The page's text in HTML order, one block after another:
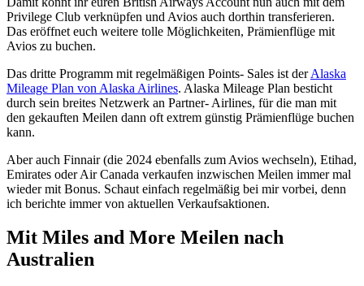
Privilege Club verknüpfen und Avios auch dorthin transferieren.
Das eröffnet euch weitere tolle Möglichkeiten, Prämienflüge mit
Avios zu buchen.
Das dritte Programm mit regelmäßigen Points- Sales ist derAlaska
Mileage Plan von Alaska Airlines. Alaska Mileage Plan besticht
durch sein breites Netzwerk an Partner- Airlines, für die man mit
den gekauften Meilen dann oft extrem günstig Prämienflüge buchen
kann.
Aber auch Finnair (die 2024 ebenfalls zum Avios wechseln), Etihad,
Emirates oder Air Canada verkaufen inzwischen Meilen immer mal
wieder mit Bonus. Schaut einfach regelmäßig bei mir vorbei, denn
ich berichte immer von aktuellen Verkaufsaktionen.
Mit Miles and More Meilen nach
Australien